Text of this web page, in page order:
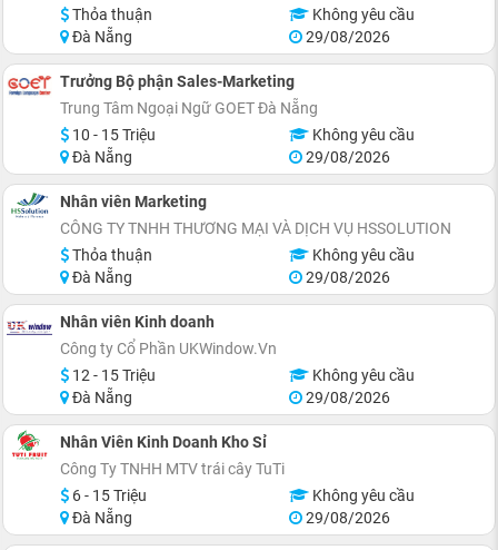
Thỏa thuận
Không yêu cầu
Đà Nẵng
29/08/2026
Trưởng Bộ phận Sales-Marketing
Trung Tâm Ngoại Ngữ GOET Đà Nẵng
10 - 15 Triệu
Không yêu cầu
Đà Nẵng
29/08/2026
Nhân viên Marketing
CÔNG TY TNHH THƯƠNG MẠI VÀ DỊCH VỤ HSSOLUTION
Thỏa thuận
Không yêu cầu
Đà Nẵng
29/08/2026
Nhân viên Kinh doanh
Công ty Cổ Phần UKWindow.Vn
12 - 15 Triệu
Không yêu cầu
Đà Nẵng
29/08/2026
Nhân Viên Kinh Doanh Kho Sỉ
Công Ty TNHH MTV trái cây TuTi
6 - 15 Triệu
Không yêu cầu
Đà Nẵng
29/08/2026